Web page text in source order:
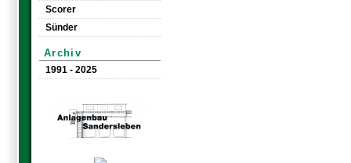
Scorer
Sünder
Archiv
1991 - 2025